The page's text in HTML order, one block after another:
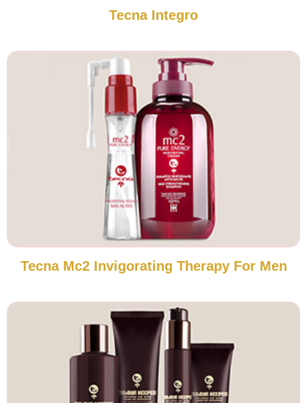
Tecna Integro
Tecna Mc2 Invigorating Therapy For Men